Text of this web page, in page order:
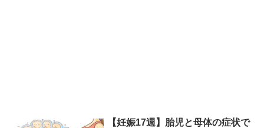
【妊娠17週】胎児と母体の症状で